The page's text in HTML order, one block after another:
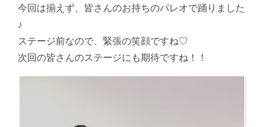
今回は揃えず、皆さんのお持ちのパレオで踊りました
♪
ステージ前なので、緊張の笑顔ですね♡
次回の皆さんのステージにも期待ですね！！